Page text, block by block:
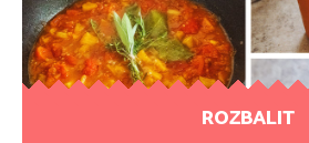
ROZBALIT